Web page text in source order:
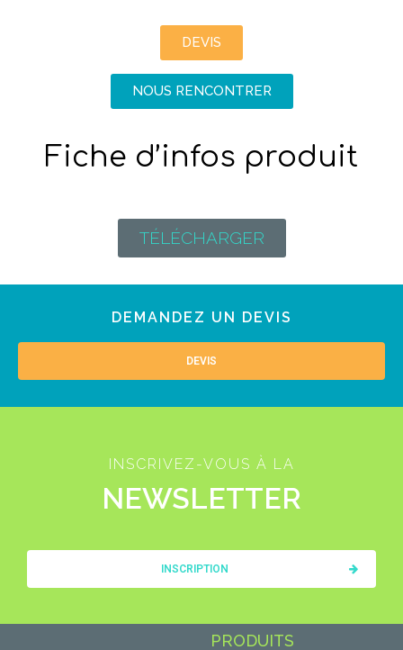
DEVIS
NOUS RENCONTRER
Fiche d’infos produit
TÉLÉCHARGER
DEMANDEZ UN DEVIS
DEVIS
INSCRIVEZ-VOUS À LA
NEWSLETTER
INSCRIPTION
PRODUITS